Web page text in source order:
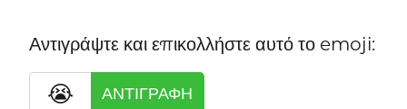
Αντιγράψτε και επικολλήστε αυτό το emoji:
😭 ΑΝΤΙΓΡΑΦΉ